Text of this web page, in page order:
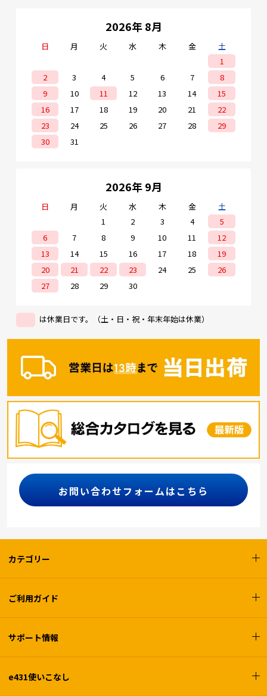
せん。予めご了承くださ
い。
2026年 8月
日 月 火 水 木 金
土
1
2
3 4 5 6 7
8
9
10 11 12 13 14
15
16
17 18 19 20 21
22
23
24 25 26 27 28
29
30
31
2026年 9月
日 月 火 水 木 金
土
1
2 3 4
5
6
7 8 9 10 11
12
13
14 15 16 17 18
19
20
21 22 23 24 25
26
27
28 29 30
は休業日です。（土・日・祝・年末年始は休業）
お問い合わせフォームはこちら
カテゴリー
ご利用ガイド
サポート情報
e431使いこなし